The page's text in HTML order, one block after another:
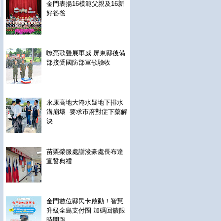
金門表揚16模範父親及16新
好爸爸
嘹亮歌聲展軍威 屏東縣後備
部接受國防部軍歌驗收
永康高地大淹水疑地下排水
溝崩壞 要求市府對症下藥解
決
苗栗榮服處謝浚豪處長布達
宣誓典禮
金門數位縣民卡啟動！智慧
升級全島支付圈 加碼回饋限